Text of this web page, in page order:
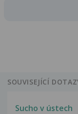
SOUVISEJÍCÍ
Sucho v ústech